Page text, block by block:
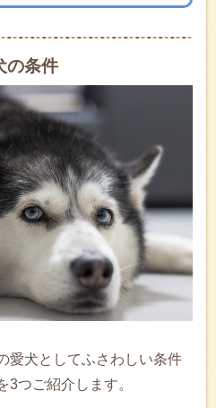
の条件
愛犬としてふさわしい条件
3つご紹介します。